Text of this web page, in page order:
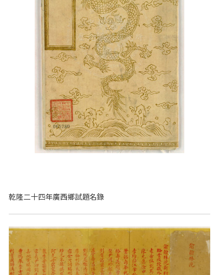
乾隆二十四年廣西鄉試題名錄